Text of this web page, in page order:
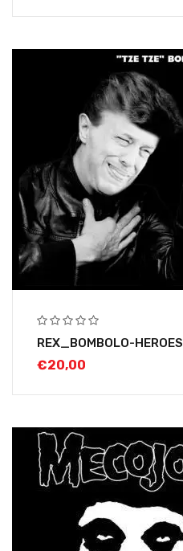
REX_BOMBOLO-HEROES
€20,00